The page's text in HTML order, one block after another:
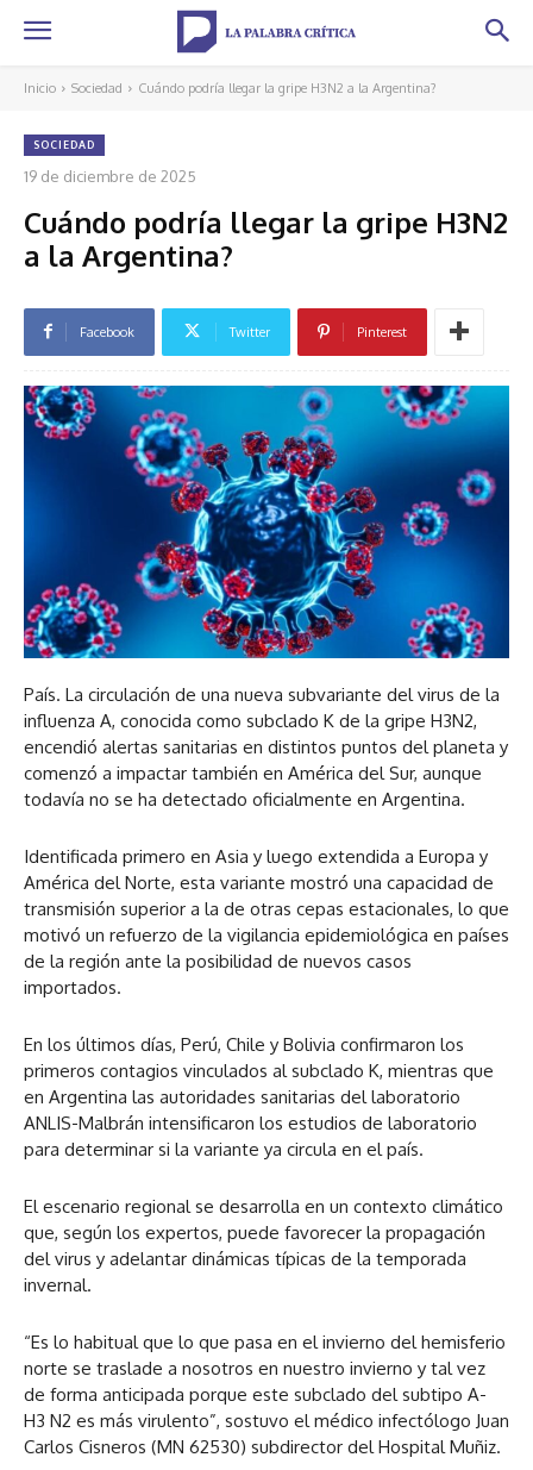
Inicio Sociedad Cuándo podría llegar la gripe H3N2 a la Argentina?
SOCIEDAD
19 de diciembre de 2025
Cuándo podría llegar la gripe H3N2
a la Argentina?
Facebook Twitter Pinterest
País. La circulación de una nueva subvariante del virus de la
influenza A, conocida como subclado K de la gripe H3N2,
encendió alertas sanitarias en distintos puntos del planeta y
comenzó a impactar también en América del Sur, aunque
todavía no se ha detectado oficialmente en Argentina.
Identificada primero en Asia y luego extendida a Europa y
América del Norte, esta variante mostró una capacidad de
transmisión superior a la de otras cepas estacionales, lo que
motivó un refuerzo de la vigilancia epidemiológica en países
de la región ante la posibilidad de nuevos casos
importados.
En los últimos días, Perú, Chile y Bolivia confirmaron los
primeros contagios vinculados al subclado K, mientras que
en Argentina las autoridades sanitarias del laboratorio
ANLIS-Malbrán intensificaron los estudios de laboratorio
para determinar si la variante ya circula en el país.
El escenario regional se desarrolla en un contexto climático
que, según los expertos, puede favorecer la propagación
del virus y adelantar dinámicas típicas de la temporada
invernal.
“Es lo habitual que lo que pasa en el invierno del hemisferio
norte se traslade a nosotros en nuestro invierno y tal vez
de forma anticipada porque este subclado del subtipo A-
H3 N2 es más virulento”, sostuvo el médico infectólogo Juan
Carlos Cisneros (MN 62530) subdirector del Hospital Muñiz.